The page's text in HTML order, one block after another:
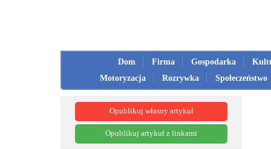
Dom Firma Gospodarka
Motoryzacja
Rozrywka Społeczeństwo
Opublikuj własny artykuł
Opublikuj artykuł z linkami